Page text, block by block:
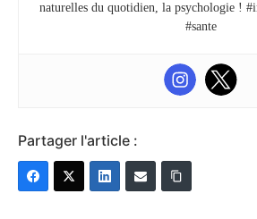
naturelles du quotidien, la psychologie !
#sante
Partager l'article :